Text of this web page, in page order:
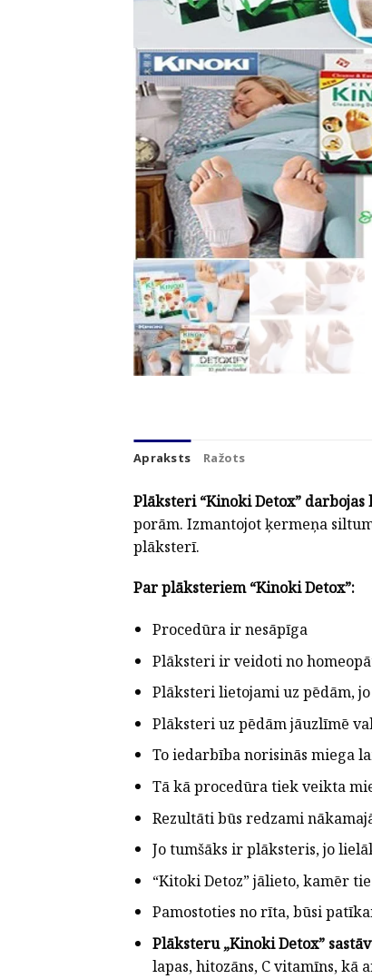
Apraksts Ražots
Plāksteri “Kinoki Detox”
porām. Izmantojot ķermeņa
plāksterī.
Par plāksteriem “Kinoki Detox”:
Procedūra ir nesāpīga
Plāksteri ir veidoti no
Plāksteri lietojami uz pēdām,
Plāksteri uz pēdām jāuzlīmē
To iedarbība norisinās miega
Tā kā procedūra tiek veikta
Rezultāti būs redzami
Jo tumšāks ir plāksteris, jo
“Kitoki Detoz” jālieto, kamēr
Pamostoties no rīta, būsi
Plāksteru „Kinoki Detox”
lapas, hitozāns, C vitamīns,